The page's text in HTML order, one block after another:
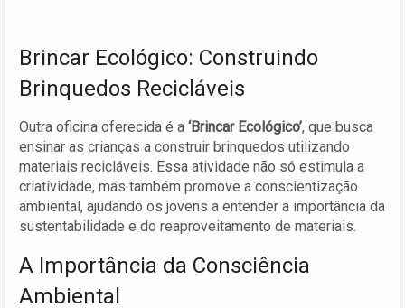
Brincar Ecológico: Construindo
Brinquedos Recicláveis
Outra oficina oferecida é a ‘Brincar Ecológico’, que busca
ensinar as crianças a construir brinquedos utilizando
materiais recicláveis. Essa atividade não só estimula a
criatividade, mas também promove a conscientização
ambiental, ajudando os jovens a entender a importância da
sustentabilidade e do reaproveitamento de materiais.
A Importância da Consciência
Ambiental